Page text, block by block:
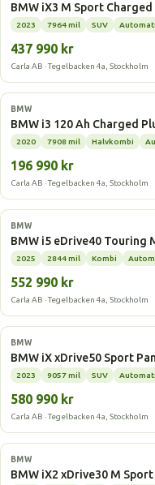
BMW iX3 M Sport
2023 7964 mil SUV
437 990 kr
Carla AB · Tegelbacken 4a, Stockholm
Elbil
BMW
BMW i3 120 Ah Charged
2020 7908 mil Halvkombi
196 990 kr
Carla AB · Tegelbacken 4a, Stockholm
Elbil
BMW
BMW i5 eDrive40 Touring
2025 2844 mil Kombi
552 990 kr
Carla AB · Tegelbacken 4a, Stockholm
Elbil
BMW
BMW iX xDrive50 Sport
2023 9057 mil SUV
580 990 kr
Carla AB · Tegelbacken 4a, Stockholm
Elbil
BMW
BMW iX2 xDrive30 M